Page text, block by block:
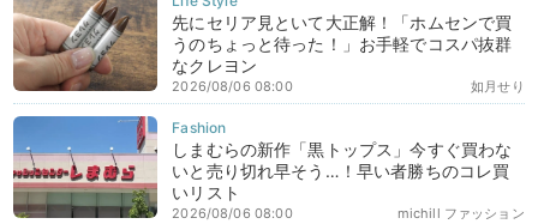
先にセリア見といて大正解！「ホムセンで買
うのちょっと待った！」お手軽でコスパ抜群
なクレヨン
如月せり
2026/08/06 08:00
しまむらの新作「黒トップス」今すぐ買わな
いと売り切れ早そう…！早い者勝ちのコレ買
いリスト
michill ファッション
2026/08/06 08:00